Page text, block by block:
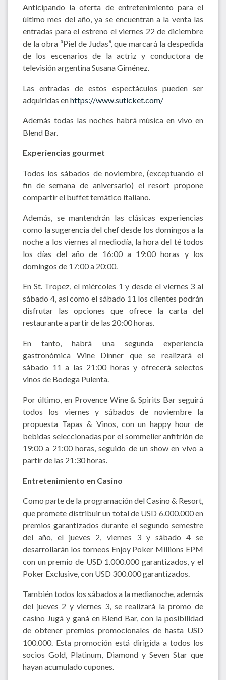
Anticipando la oferta de entretenimiento para el
último mes del año, ya se encuentran a la venta las
entradas para el estreno el viernes 22 de diciembre
de la obra “Piel de Judas”, que marcará la despedida
de los escenarios de la actriz y conductora de
televisión argentina Susana Giménez.
Las entradas de estos espectáculos pueden ser
adquiridas enhttps://www.suticket.com/
Además todas las noches habrá música en vivo en
Blend Bar.
Experiencias gourmet
Todos los sábados de noviembre, (exceptuando el
fin de semana de aniversario) el resort propone
compartir el buffet temático italiano.
Además, se mantendrán las clásicas experiencias
como la sugerencia del chef desde los domingos a la
noche a los viernes al mediodía, la hora del té todos
los días del año de 16:00 a 19:00 horas y los
domingos de 17:00 a 20:00.
En St. Tropez, el miércoles 1 y desde el viernes 3 al
sábado 4, así como el sábado 11 los clientes podrán
disfrutar las opciones que ofrece la carta del
restaurante a partir de las 20:00 horas.
En tanto, habrá una segunda experiencia
gastronómica Wine Dinner que se realizará el
sábado 11 a las 21:00 horas y ofrecerá selectos
vinos de Bodega Pulenta.
Por último, en Provence Wine & Spirits Bar seguirá
todos los viernes y sábados de noviembre la
propuesta Tapas & Vinos, con un happy hour de
bebidas seleccionadas por el sommelier anfitrión de
19:00 a 21:00 horas, seguido de un show en vivo a
partir de las 21:30 horas.
Entretenimiento en Casino
Como parte de la programación del Casino & Resort,
que promete distribuir un total de USD 6.000.000 en
premios garantizados durante el segundo semestre
del año, el jueves 2, viernes 3 y sábado 4 se
desarrollarán los torneos Enjoy Poker Millions EPM
con un premio de USD 1.000.000 garantizados, y el
Poker Exclusive, con USD 300.000 garantizados.
También todos los sábados a la medianoche, además
del jueves 2 y viernes 3, se realizará la promo de
casino Jugá y ganá en Blend Bar, con la posibilidad
de obtener premios promocionales de hasta USD
100.000. Esta promoción está dirigida a todos los
socios Gold, Platinum, Diamond y Seven Star que
hayan acumulado cupones.